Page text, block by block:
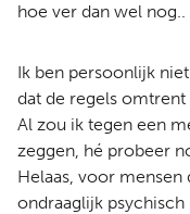
hoe ver dan wel nog..
Ik ben persoonlijk
dat de regels
Al zou ik tegen een
zeggen, hé probeer
Helaas, voor
ondraaglijk